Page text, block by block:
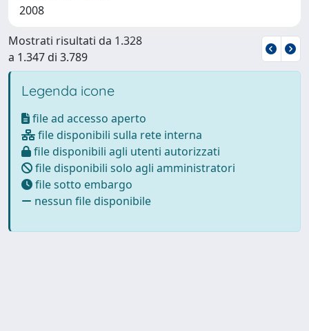
2008
Mostrati risultati da 1.328
a 1.347 di 3.789
Legenda icone
file ad accesso aperto
file disponibili sulla rete interna
file disponibili agli utenti autorizzati
file disponibili solo agli amministratori
file sotto embargo
nessun file disponibile